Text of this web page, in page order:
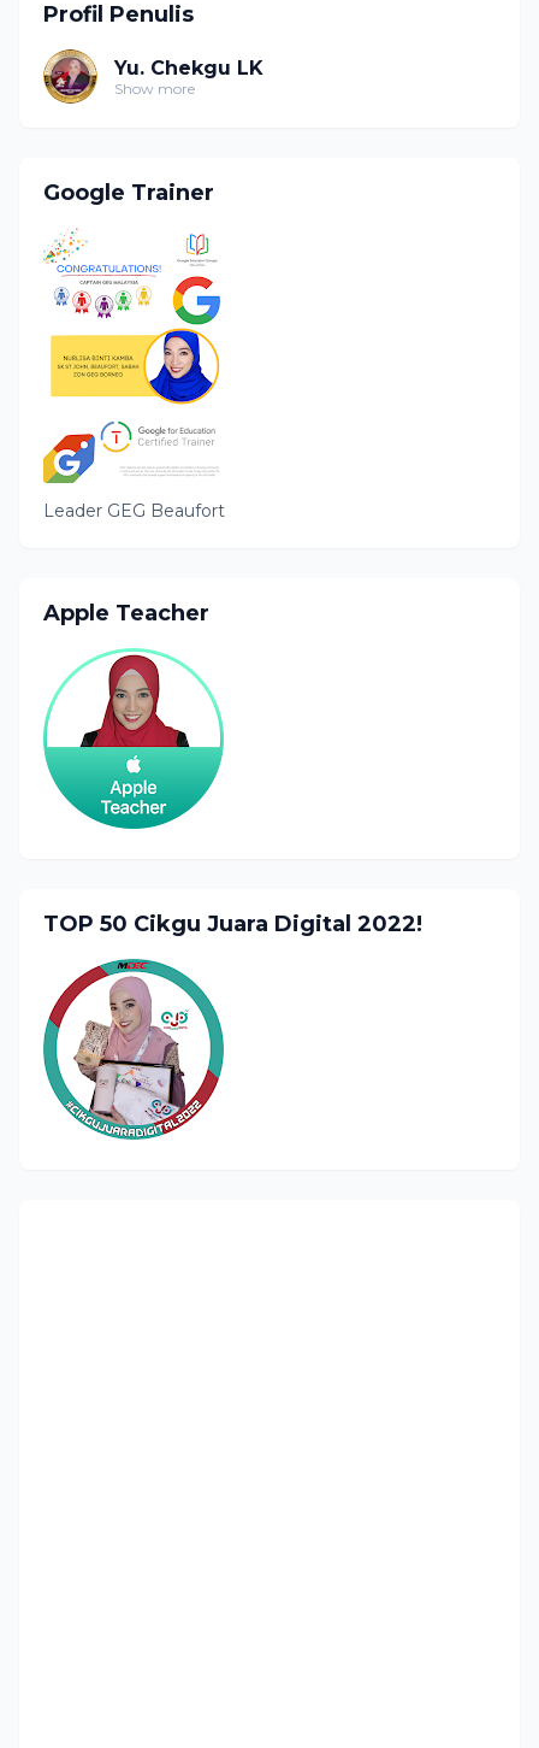
Profil Penulis
Yu. Chekgu LK
Show more
Google Trainer
Leader GEG Beaufort
Apple Teacher
TOP 50 Cikgu Juara Digital 2022!